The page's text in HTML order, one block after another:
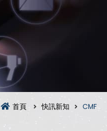
首頁 快訊新知 CMF